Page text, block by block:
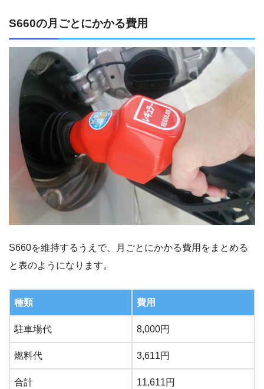
S660の月ごとにかかる費用
S660を維持するうえで、月ごとにかかる費用をまとめる
と表のようになります。
種類 費用
駐車場代 8,000円
燃料代 3,611円
合計 11,611円